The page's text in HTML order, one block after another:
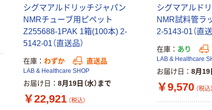
シグマアルドリッチジャパン
NMRチューブ用ピペット
Z255688-1PAK 1箱(100本) 2-
5142-01（直送品）
在庫 わずか 直送品
LAB & Healthcare SHOP
お届け日 8月19日（水）まで
￥22,921 （税込）
シグマアルド
NMR試料管ラ
2-5143-01（直送
在庫 あり
LAB & Healthcare
お届け日 8月19
￥9,570 （税込）